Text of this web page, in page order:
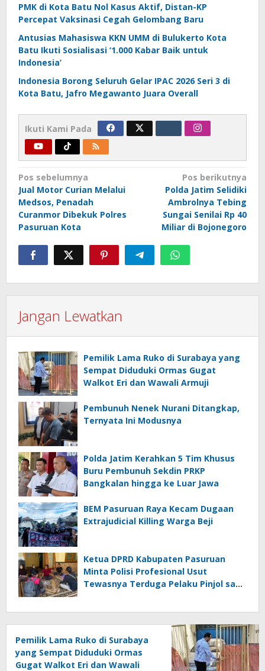
PMK di Kota Batu Nol Kasus Aktif, Distan-KP
Percepat Vaksinasi Cegah Gelombang Baru
Antusias Mahasiswa KKN UMM di Bulukerto Kota
Batu Ikuti Sosialisasi ‘1.000 Kabar Baik untuk
Indonesia’
Indonesia Borong Seluruh Gelar IPAC 2026 Seri 3 di
Kota Batu, Jafro Megawanto Juara Overall
Ikuti Kami Pada
Navigasi
pos
Pos sebelumnya
Jual Motor Curian Melalui
Medsos, Penadah
Curanmor Dibekuk Polres
Pasuruan Kota
Pos berikutnya
Polda Jatim Selidiki
Ambrolnya Tebing
Sungai Senilai Rp 40
Miliar di Bojonegoro
Jangan Lewatkan
Pemilik Lama Ruko di Surabaya yang
Sempat Diduduki Ormas Gugat
Walkot Eri dan Wawali Armuji
Pembunuh Nenek Nurani Ditangkap,
Ternyata Ini Modusnya
Polda Jatim Kerahkan 5 Tim Khusus
Buru Pembunuh Sekdin PRKP
Bangkalan hingga ke Luar Jawa
BEM Pasuruan Raya Kecam Dugaan
Extrajudicial Killing Warga Beji
Ketua DPRD Kabupaten Pasuruan
Minta Polisi Profesional Usut
Tewasnya Terduga Pelaku Pinjol saat
Pemilik Lama Ruko di Surabaya
yang Sempat Diduduki Ormas
Gugat Walkot Eri dan Wawali